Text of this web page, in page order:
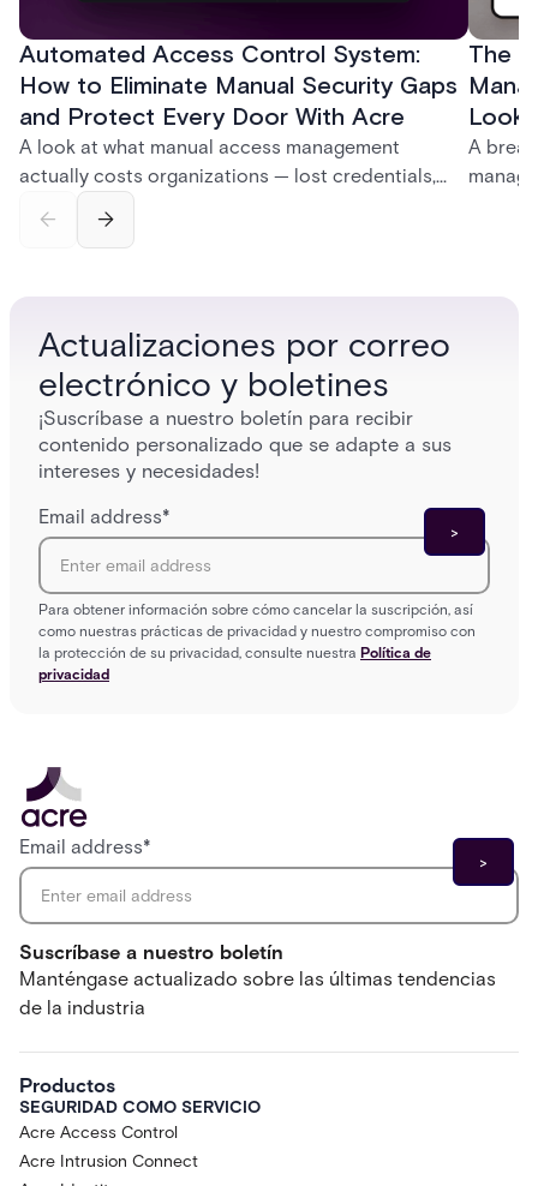
Automated Access Control System:
How to Eliminate Manual Security Gaps
and Protect Every Door With Acre
A look at what manual access management
actually costs organizations — lost credentials,
— and how Acre's automated access control
The
Look
A
Actualizaciones por correo
electrónico y boletines
¡Suscríbase a nuestro boletín para recibir
contenido personalizado que se adapte a sus
intereses y necesidades!
Email address*
Para obtener información sobre cómo cancelar la suscripción, así
como nuestras prácticas de privacidad y nuestro compromiso con
la protección de su privacidad, consulte nuestra Política de
privacidad
Suscríbase a nuestro boletín
Manténgase actualizado sobre las últimas tendencias
de la industria
Email address*
Productos
SEGURIDAD COMO SERVICIO
Acre Access Control
Acre Intrusion Connect